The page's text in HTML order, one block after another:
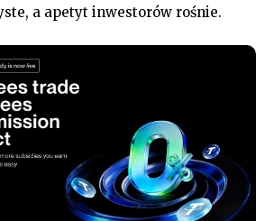
a apetyt inwestorów rośnie.